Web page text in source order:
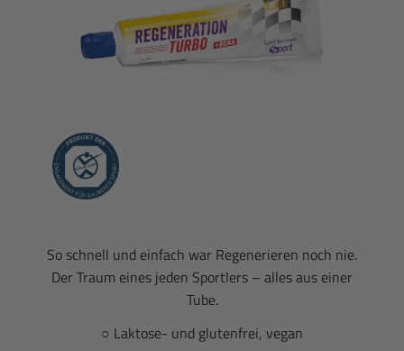
So schnell und einfach war Regenerieren noch nie.
Der Traum eines jeden Sportlers – alles aus einer
Tube.
○ Laktose- und glutenfrei, vegan